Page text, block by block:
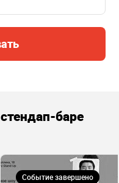
баре
Событие завершено